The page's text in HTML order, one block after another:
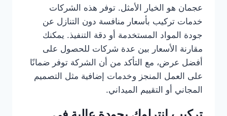
عجمان هو الخيار الأمثل. توفر هذه الشركات
خدمات تركيب بأسعار منافسة دون التنازل عن
جودة المواد المستخدمة أو دقة التنفيذ. يمكنك
مقارنة الأسعار بين عدة شركات للحصول على
أفضل عرض، مع التأكد من أن الشركة توفر ضمانًا
على العمل المنجز وخدمات إضافية مثل التصميم
المجاني أو التقييم الميداني.